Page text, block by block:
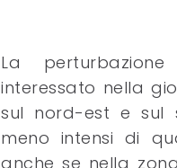
La
interessato nella
sul nord-est e sul
meno intensi di
anche se nella